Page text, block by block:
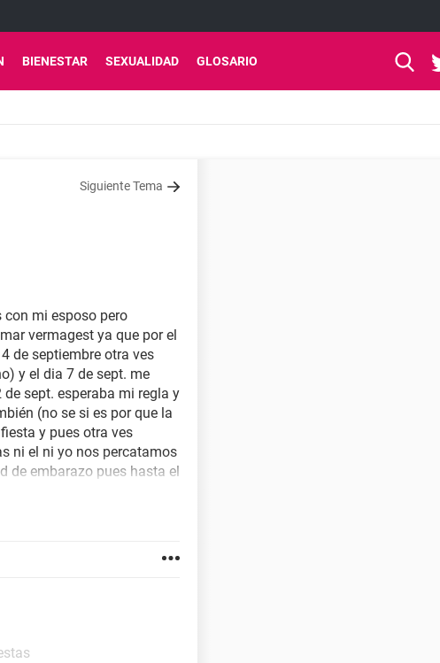
BIENESTAR SEXUALIDAD GLOSARIO
Siguiente Tema
con mi esposo pero
vermagest ya que por el
de septiembre otra ves
y el dia 7 de sept. me
sept. esperaba mi regla y
(no se si es por que la
y pues otra ves
ni el ni yo nos percatamos
de embarazo pues hasta el
nada mas retraso de la